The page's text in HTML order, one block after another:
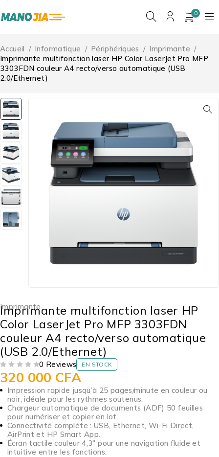
0
Accueil / Informatique / Périphériques / Imprimante /
Imprimante multifonction laser HP Color LaserJet Pro MFP
3303FDN couleur A4 recto/verso automatique (USB
2.0/Ethernet)
Imprimante
Imprimante multifonction laser HP
Color LaserJet Pro MFP 3303FDN
couleur A4 recto/verso automatique
(USB 2.0/Ethernet)
0 Reviews EN STOCK
320 000 CFA
Impression rapide jusqu’à 25 pages/minute en couleur ou
noir, idéale pour les rythmes soutenus.
Chargeur automatique de documents (ADF) 50 feuilles
pour numériser et copier en lot.
Connectivité complète : USB, Ethernet, Wi-Fi Direct,
AirPrint et HP Smart App.
Écran tactile couleur 4,3″ pour une navigation fluide et
intuitive entre les fonctions.